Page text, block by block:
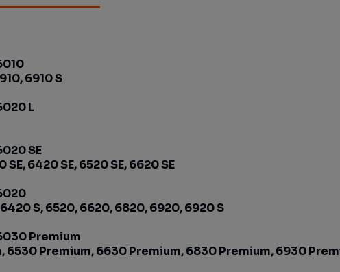
6910 S
L
SE
SE, 6420 SE, 6520 SE, 6620 SE
S, 6520, 6620, 6820, 6920, 6920 S
Premium
6530 Premium, 6630 Premium, 6830 Premium, 6930